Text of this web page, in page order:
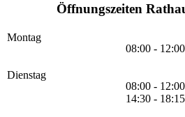
Öffnungszeiten
Montag
08:00 -
Dienstag
08:00 -
14:30 -